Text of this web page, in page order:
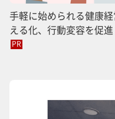
手軽に始められる健康
える化、行動変容を促進
PR